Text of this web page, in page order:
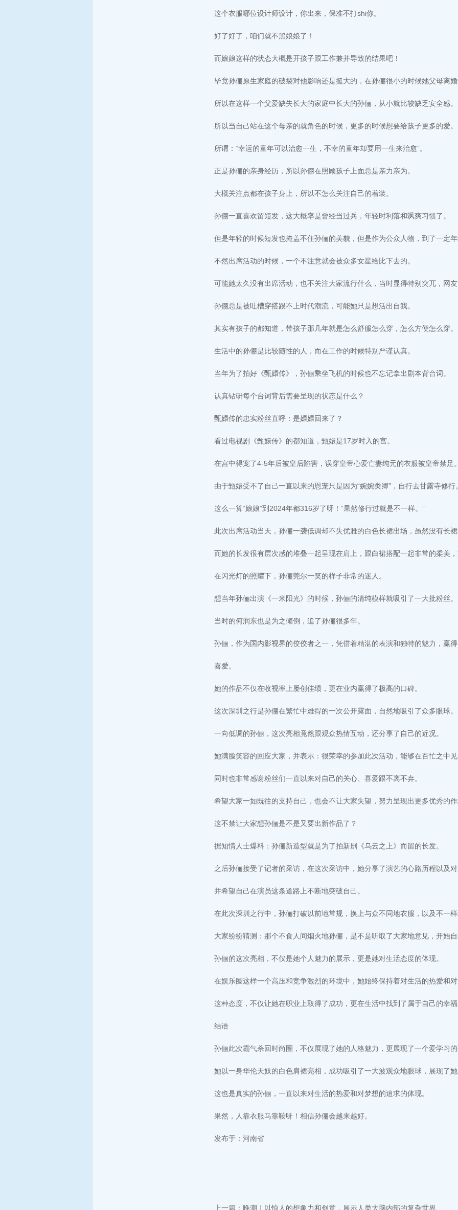
这个衣服哪位设计师设计，你出来，保准不打shi你。
好了好了，咱们就不黑娘娘了！
而娘娘这样的状态大概是开孩子跟工作兼并导致的结果吧！
毕竟孙俪原生家庭的破裂对他影响还是挺大的，在孙俪很小的时候她父母离
所以在这样一个父爱缺失长大的家庭中长大的孙俪，从小就比较缺乏安全感。
所以当自己站在这个母亲的就角色的时候，更多的时候想要给孩子更多的爱。
所谓：“幸运的童年可以治愈一生，不幸的童年却要用一生来治愈”。
正是孙俪的亲身经历，所以孙俪在照顾孩子上面总是亲力亲为。
大概关注点都在孩子身上，所以不怎么关注自己的着装。
孙俪一直喜欢留短发，这大概率是曾经当过兵，年轻时利落和飒爽习惯了。
但是年轻的时候短发也掩盖不住孙俪的美貌，但是作为公众人物，到了一定
不然出席活动的时候，一个不注意就会被众多女星给比下去的。
可能她太久没有出席活动，也不关注大家流行什么，当时显得特别突兀，网
孙俪总是被吐槽穿搭跟不上时代潮流，可能她只是想活出自我。
其实有孩子的都知道，带孩子那几年就是怎么舒服怎么穿，怎么方便怎么穿。
生活中的孙俪是比较随性的人，而在工作的时候特别严谨认真。
当年为了拍好《甄嬛传》，孙俪乘坐飞机的时候也不忘记拿出剧本背台词。
认真钻研每个台词背后需要呈现的状态是什么？
甄嬛传的忠实粉丝直呼：是嬛嬛回来了？
看过电视剧《甄嬛传》的都知道，甄嬛是17岁时入的宫。
在宫中得宠了4-5年后被皇后陷害，误穿皇帝心爱亡妻纯元的衣服被皇帝禁足
由于甄嬛受不了自己一直以来的恩宠只是因为“婉婉类卿”，自行去甘露寺修行
这么一算“娘娘”到2024年都316岁了呀！“果然修行过就是不一样。”
此次出席活动当天，孙俪一袭低调却不失优雅的白色长裙出场，虽然没有长
而她的长发很有层次感的堆叠一起呈现在肩上，跟白裙搭配一起非常的柔美
在闪光灯的照耀下，孙俪莞尔一笑的样子非常的迷人。
想当年孙俪出演《一米阳光》的时候，孙俪的清纯模样就吸引了一大批粉丝。
当时的何润东也是为之倾倒，追了孙俪很多年。
孙俪，作为国内影视界的佼佼者之一，凭借着精湛的表演和独特的魅力，赢
喜爱。
她的作品不仅在收视率上屡创佳绩，更在业内赢得了极高的口碑。
这次深圳之行是孙俪在繁忙中难得的一次公开露面，自然地吸引了众多眼球。
一向低调的孙俪，这次亮相竟然跟观众热情互动，还分享了自己的近况。
她满脸笑容的回应大家，并表示：很荣幸的参加此次活动，能够在百忙之中
同时也非常感谢粉丝们一直以来对自己的关心、喜爱跟不离不弃。
希望大家一如既往的支持自己，也会不让大家失望，努力呈现出更多优秀的
这不禁让大家想孙俪是不是又要出新作品了？
据知情人士爆料：孙俪新造型就是为了拍新剧《乌云之上》而留的长发。
之后孙俪接受了记者的采访，在这次采访中，她分享了演艺的心路历程以及
并希望自己在演员这条道路上不断地突破自己。
在此次深圳之行中，孙俪打破以前地常规，换上与众不同地衣服，以及不一
大家纷纷猜测：那个不食人间烟火地孙俪，是不是听取了大家地意见，开始
孙俪的这次亮相，不仅是她个人魅力的展示，更是她对生活态度的体现。
在娱乐圈这样一个高压和竞争激烈的环境中，她始终保持着对生活的热爱和
这种态度，不仅让她在职业上取得了成功，更在生活中找到了属于自己的幸
结语
孙俪此次霸气杀回时尚圈，不仅展现了她的人格魅力，更展现了一个爱学习
她以一身华伦天奴的白色肩裙亮相，成功吸引了一大波观众地眼球，展现了
这也是真实的孙俪，一直以来对生活的热爱和对梦想的追求的体现。
果然，人靠衣服马靠鞍呀！相信孙俪会越来越好。
发布于：河南省
上一篇： 晚潮｜以惊人的想象力和创意，展示人类大脑内部的复杂世界